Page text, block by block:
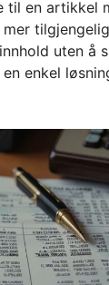
til en artikkel
uten å
enkel